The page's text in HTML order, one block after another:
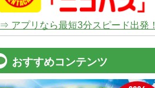
⇒ アプリなら最短3分スピード出発！
おすすめコンテンツ